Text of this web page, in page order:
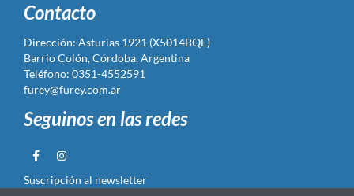
Contacto
Dirección: Asturias 1921 (X5014BQE)
Barrio Colón, Córdoba, Argentina
Teléfono: 0351-4552591
furey@furey.com.ar
Seguinos en las redes
Suscripción al newsletter